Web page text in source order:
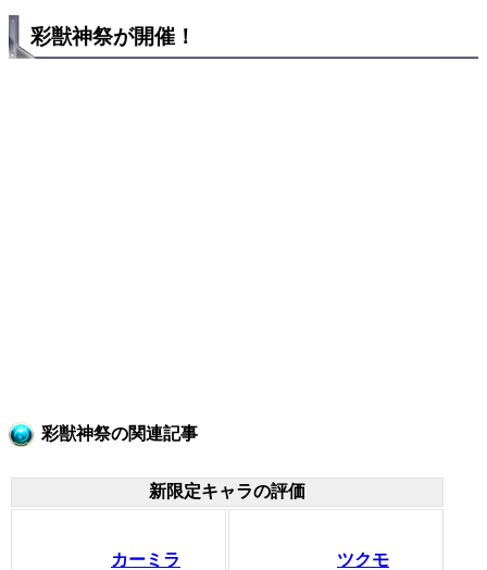
彩獣神祭が開催！
彩獣神祭の関連記事
新限定キャラの評価
カーミラ
ツクモ